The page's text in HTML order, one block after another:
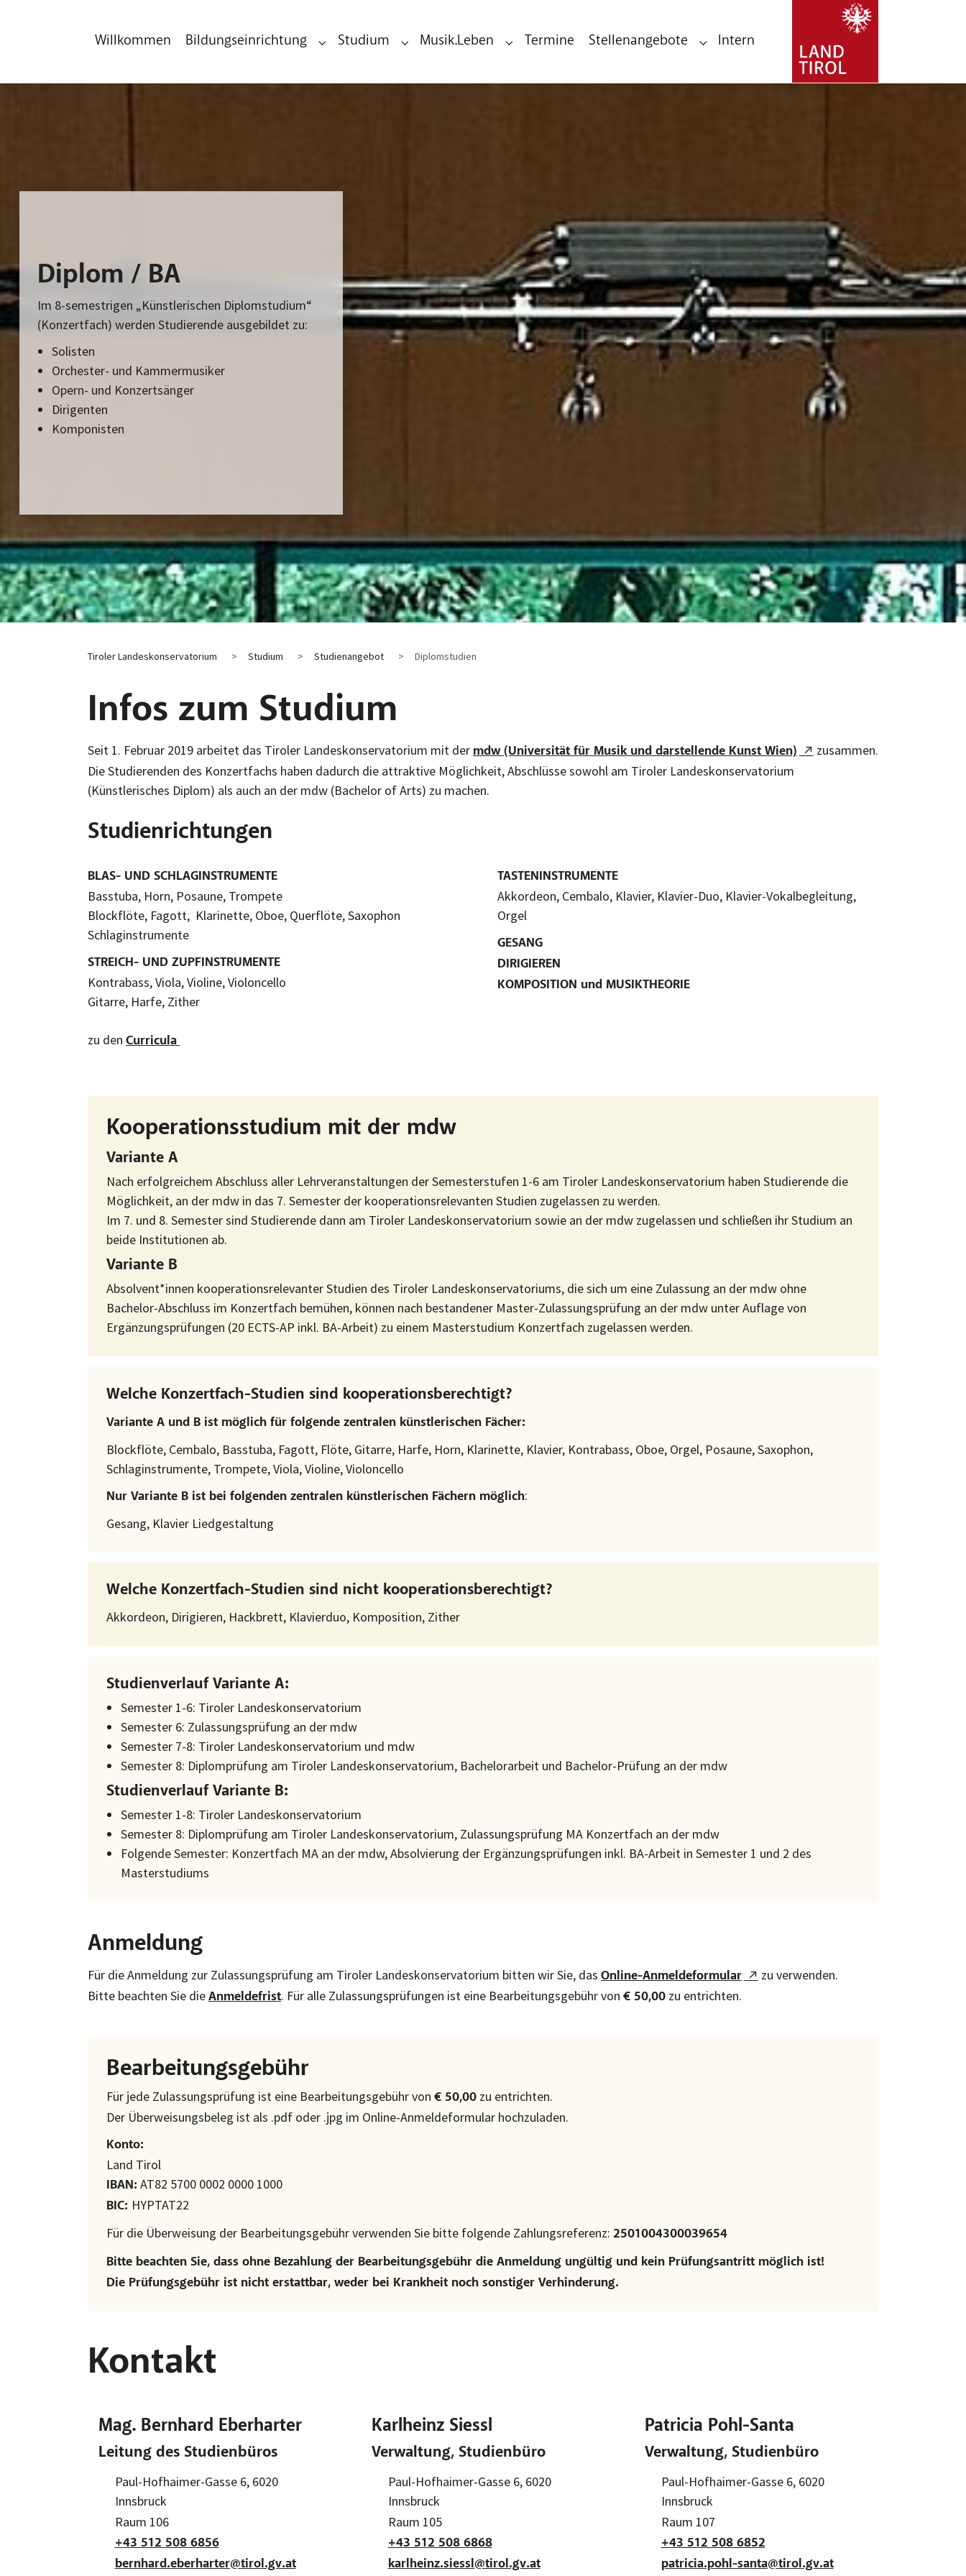
Willkommen Bildungseinrichtung Submenu for "Bildungseinrichtung"
Studium Submenu for "Studium"
Musik.Leben Submenu for "Musik.Leben"
Termine Stellenangebote Submenu for "Stellenangebote"
Intern
Diplom / BA
Im 8-semestrigen „Künstlerischen Diplomstudium“
(Konzertfach) werden Studierende ausgebildet zu:
Solisten
Orchester- und Kammermusiker
Opern- und Konzertsänger
Dirigenten
Komponisten
Tiroler Landeskonservatorium Studium Studienangebot Diplomstudien
Infos zum Studium
Seit 1. Februar 2019 arbeitet das Tiroler Landeskonservatorium mit der mdw (Universität für Musik und darstellende Kunst Wien)
zusammen.
Die Studierenden des Konzertfachs haben dadurch die attraktive Möglichkeit, Abschlüsse sowohl am Tiroler Landeskonservatorium
(Künstlerisches Diplom) als auch an der mdw (Bachelor of Arts) zu machen.
Studienrichtungen
BLAS- UND SCHLAGINSTRUMENTE
Basstuba, Horn, Posaune, Trompete
Blockflöte, Fagott, Klarinette, Oboe, Querflöte, Saxophon
Schlaginstrumente
STREICH- UND ZUPFINSTRUMENTE
Kontrabass, Viola, Violine, Violoncello
Gitarre, Harfe, Zither
TASTENINSTRUMENTE
Akkordeon, Cembalo, Klavier, Klavier-Duo, Klavier-Vokalbegleitung,
Orgel
GESANG
DIRIGIEREN
KOMPOSITION und MUSIKTHEORIE
zu den Curricula
Kooperationsstudium mit der mdw
Variante A
Nach erfolgreichem Abschluss aller Lehrveranstaltungen der Semesterstufen 1-6 am Tiroler Landeskonservatorium haben Studierende die
Möglichkeit, an der mdw in das 7. Semester der kooperationsrelevanten Studien zugelassen zu werden.
Im 7. und 8. Semester sind Studierende dann am Tiroler Landeskonservatorium sowie an der mdw zugelassen und schließen ihr Studium an
beide Institutionen ab.
Variante B
Absolvent*innen kooperationsrelevanter Studien des Tiroler Landeskonservatoriums, die sich um eine Zulassung an der mdw ohne
Bachelor-Abschluss im Konzertfach bemühen, können nach bestandener Master-Zulassungsprüfung an der mdw unter Auflage von
Ergänzungsprüfungen (20 ECTS-AP inkl. BA-Arbeit) zu einem Masterstudium Konzertfach zugelassen werden.
Welche Konzertfach-Studien sind kooperationsberechtigt?
Variante A und B ist möglich für folgende zentralen künstlerischen Fächer:
Blockflöte, Cembalo, Basstuba, Fagott, Flöte, Gitarre, Harfe, Horn, Klarinette, Klavier, Kontrabass, Oboe, Orgel, Posaune, Saxophon,
Schlaginstrumente, Trompete, Viola, Violine, Violoncello
Nur Variante B ist bei folgenden zentralen künstlerischen Fächern möglich:
Gesang, Klavier Liedgestaltung
Welche Konzertfach-Studien sind nicht kooperationsberechtigt?
Akkordeon, Dirigieren, Hackbrett, Klavierduo, Komposition, Zither
Studienverlauf Variante A:
Semester 1-6: Tiroler Landeskonservatorium
Semester 6: Zulassungsprüfung an der mdw
Semester 7-8: Tiroler Landeskonservatorium und mdw
Semester 8: Diplomprüfung am Tiroler Landeskonservatorium, Bachelorarbeit und Bachelor-Prüfung an der mdw
Studienverlauf Variante B:
Semester 1-8: Tiroler Landeskonservatorium
Semester 8: Diplomprüfung am Tiroler Landeskonservatorium, Zulassungsprüfung MA Konzertfach an der mdw
Folgende Semester: Konzertfach MA an der mdw, Absolvierung der Ergänzungsprüfungen inkl. BA-Arbeit in Semester 1 und 2 des
Masterstudiums
Anmeldung
Für die Anmeldung zur Zulassungsprüfung am Tiroler Landeskonservatorium bitten wir Sie, das Online-Anmeldeformular
zu verwenden.
Bitte beachten Sie die Anmeldefrist. Für alle Zulassungsprüfungen ist eine Bearbeitungsgebühr von € 50,00 zu entrichten.
Bearbeitungsgebühr
Für jede Zulassungsprüfung ist eine Bearbeitungsgebühr von€ 50,00 zu entrichten.
Der Überweisungsbeleg ist als .pdf oder .jpg im Online-Anmeldeformular hochzuladen.
Konto:
Land Tirol
IBAN: AT82 5700 0002 0000 1000
BIC: HYPTAT22
Für die Überweisung der Bearbeitungsgebühr verwenden Sie bitte folgende Zahlungsreferenz:2501004300039654
Bitte beachten Sie, dass ohne Bezahlung der Bearbeitungsgebühr die Anmeldung ungültig und kein Prüfungsantritt möglich ist!
Die Prüfungsgebühr ist nicht erstattbar, weder bei Krankheit noch sonstiger Verhinderung.
Kontakt
Mag. Bernhard Eberharter
Leitung des Studienbüros
Adresse:
Paul-Hofhaimer-Gasse 6, 6020
Innsbruck
Raum:
Raum 106
+43 512 508 6856
bernhard.eberharter@tirol.gv.at
Karlheinz Siessl
Verwaltung, Studienbüro
Adresse:
Paul-Hofhaimer-Gasse 6, 6020
Innsbruck
Raum:
Raum 105
+43 512 508 6868
karlheinz.siessl@tirol.gv.at
Patricia Pohl-Santa
Verwaltung, Studienbüro
Adresse:
Paul-Hofhaimer-Gasse 6, 6020
Innsbruck
Raum:
Raum 107
+43 512 508 6852
patricia.pohl-santa@tirol.gv.at